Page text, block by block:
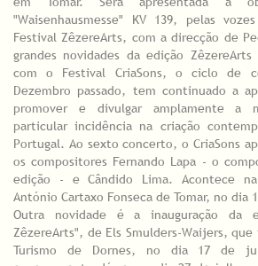
"Waisenhausmesse" KV 139, pelas
Festival ZêzereArts, com a direcção de
grandes novidades da edição
com o Festival CriaSons, o ciclo de
Dezembro passado, tem continuado a
promover e divulgar amplamente a
particular incidência na criação
Portugal. Ao sexto concerto, o CriaSons
os compositores Fernando Lapa - o
edição - e Cândido Lima. Acontece
António Cartaxo Fonseca de Tomar, no dia
Outra novidade é a inauguração da
ZêzereArts", de Els Smulders-Waijers,
Turismo de Dornes, no dia 17 de